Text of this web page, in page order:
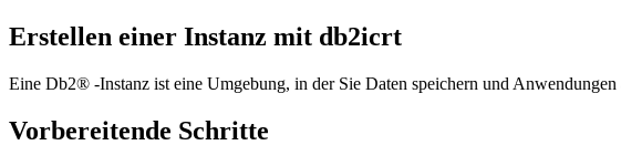
Erstellen einer Instanz mit db2icrt
Eine Db2® -Instanz ist eine Umgebung, in der Sie Daten speichern und
Vorbereitende Schritte